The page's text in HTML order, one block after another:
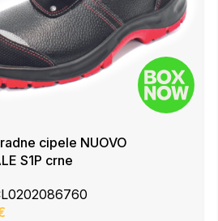
cipele NUOVO
S1P crne